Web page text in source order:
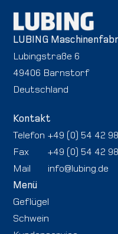
LUBING
Lubingstraße 6
49406 Barnstorf
Deutschland
Kontakt
Telefon +49 (0) 54 42
Fax
+49 (0) 54 42
Mail
info@lubing.de
Menü
Geflügel
Schwein